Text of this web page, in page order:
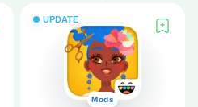
UPDATE
Mods